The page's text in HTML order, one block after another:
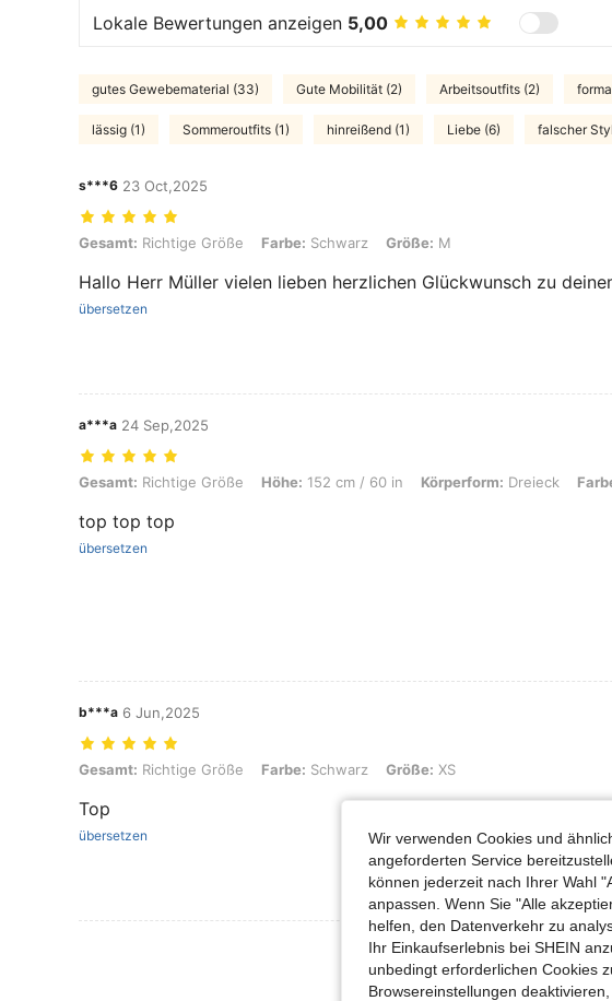
Lokale Bewertungen anzeigen 5,00
gutes Gewebematerial (33) Gute Mobilität (2) Arbeitsoutfits (2)
lässig (1) Sommeroutfits (1) hinreißend (1) Liebe (6) falscher
s***6 23 Oct,2025
Gesamt: Richtige Größe, Farbe: Schwarz, Größe: M
Gesamt: Richtige Größe Farbe: Schwarz Größe: M
Hallo Herr Müller vielen lieben herzlichen Glückwunsch zu
übersetzen
a***a 24 Sep,2025
Gesamt: Richtige Größe, Höhe: 152 cm / 60 in, Körperform: Dreieck, Farbe: Schwarz,
Gesamt: Richtige Größe Höhe: 152 cm / 60 in Körperform: Dreieck
top top top
übersetzen
b***a 6 Jun,2025
Gesamt: Richtige Größe, Farbe: Schwarz, Größe: XS
Gesamt: Richtige Größe Farbe: Schwarz Größe: XS
Top
übersetzen
Mehr Bewertungen Ansehen
Wir verwenden Cookies und
angeforderten Service
können jederzeit nach Ihrer Wahl
anpassen. Wenn Sie "Alle
helfen, den Datenverkehr zu
Ihr Einkaufserlebnis bei SHEIN
unbedingt erforderlichen Cookies
Browsereinstellungen